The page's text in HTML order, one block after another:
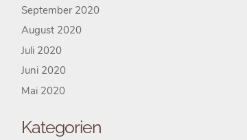
September 2020
August 2020
Juli 2020
Juni 2020
Mai 2020
Kategorien